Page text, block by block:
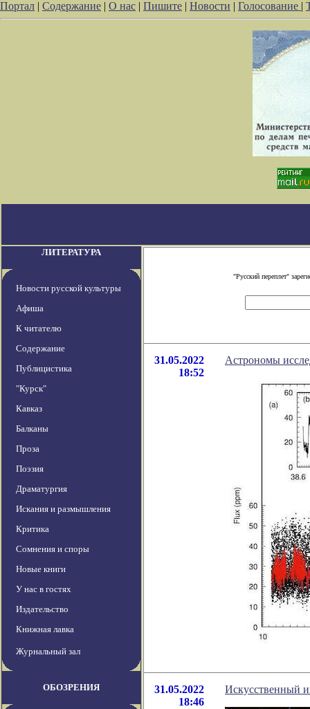
Портал | Содержание | О нас | Пишите | Новости | Голосование |
ЛИТЕРАТУРА
Новости русской культуры
Афиша
К читателю
Содержание
Публицистика
"Курск"
Кавказ
Балканы
Проза
Поэзия
Драматургия
Искания и размышления
Критика
Сомнения и споры
Новые книги
У нас в гостях
Издательство
Книжная лавка
Журнальный зал
ОБОЗРЕНИЯ
"Русский переплет"
31.05.2022
18:52
Астрономы
31.05.2022
18:46
Искусственный